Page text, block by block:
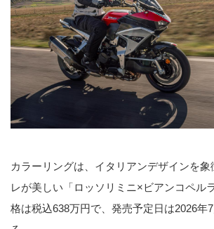
カラーリングは、イタリアンデザインを
レが美しい「ロッソリミニ×ビアンコペル
格は税込638万円で、発売予定日は2026年